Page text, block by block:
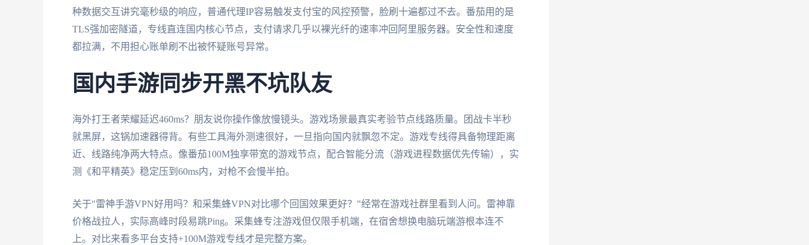
种数据交互讲究毫秒级的响应，普通代理IP容易触发支付宝的风控预警，脸刷十遍都过不去。番茄用的是
TLS强加密隧道，专线直连国内核心节点，支付请求几乎以裸光纤的速率冲回阿里服务器。安全性和速度
都拉满，不用担心账单刷不出被怀疑账号异常。
国内手游同步开黑不坑队友
海外打王者荣耀延迟460ms？朋友说你操作像放慢镜头。游戏场景最真实考验节点线路质量。团战卡半秒
就黑屏，这锅加速器得背。有些工具海外测速很好，一旦指向国内就飘忽不定。游戏专线得具备物理距离
近、线路纯净两大特点。像番茄100M独享带宽的游戏节点，配合智能分流（游戏进程数据优先传输），实
测《和平精英》稳定压到60ms内，对枪不会慢半拍。
关于"雷神手游VPN好用吗？和采集蜂VPN对比哪个回国效果更好？"经常在游戏社群里看到人问。雷神靠
价格战拉人，实际高峰时段易跳Ping。采集蜂专注游戏但仅限手机端，在宿舍想换电脑玩端游根本连不
上。对比来看多平台支持+100M游戏专线才是完整方案。